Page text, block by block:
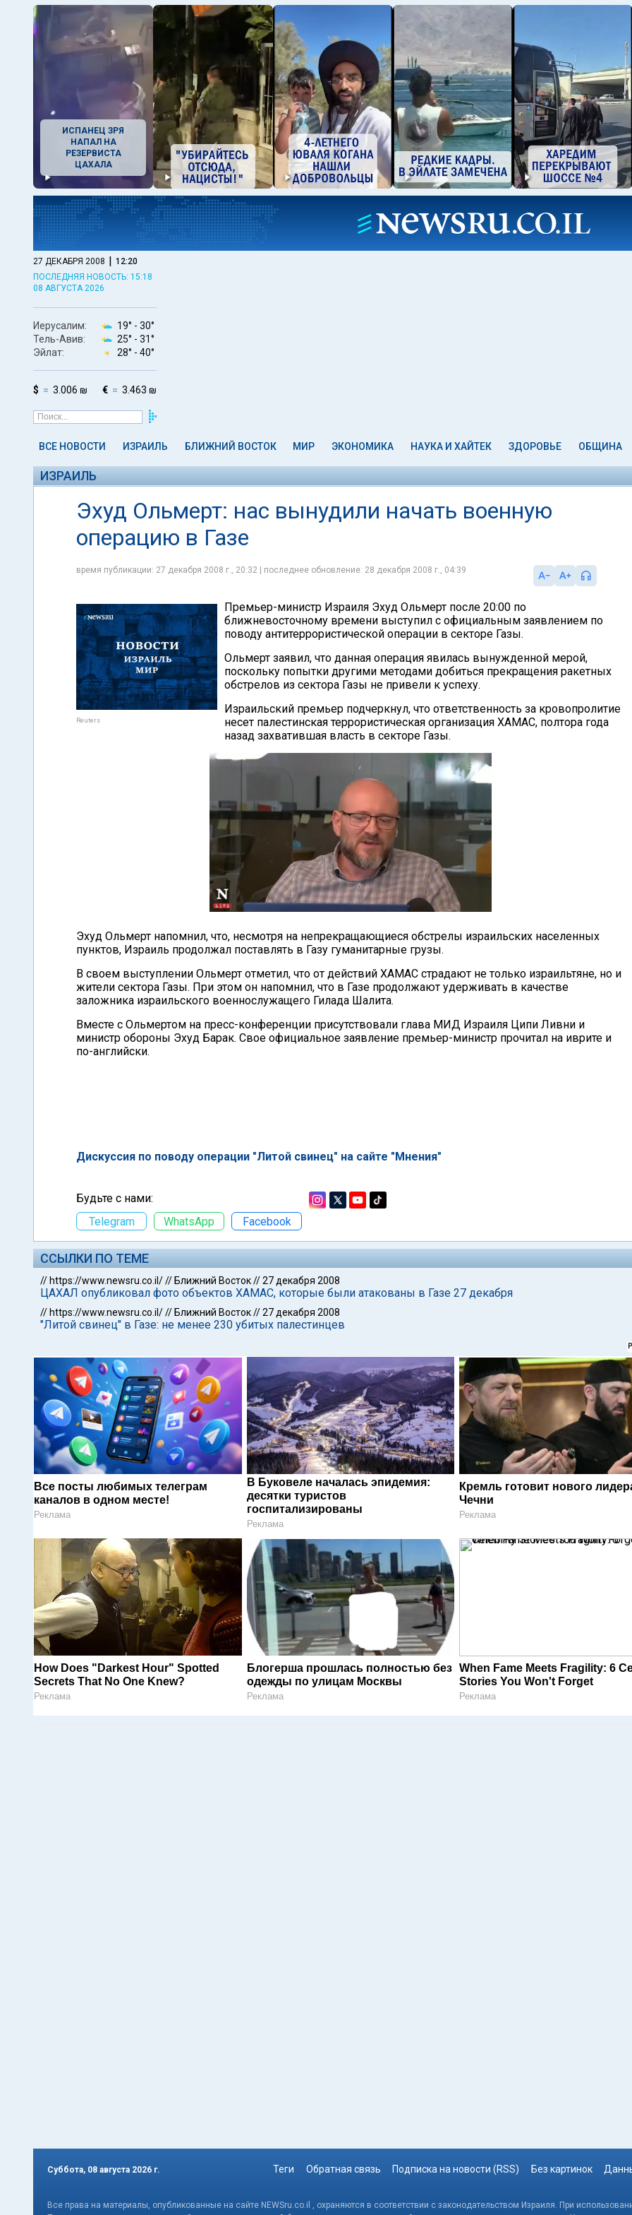
ИСПАНЕЦ ЗРЯ
НАПАЛ НА
РЕЗЕРВИСТА
ЦАХАЛА
27 ДЕКАБРЯ 2008 | 12:20
ПОСЛЕДНЯЯ НОВОСТЬ: 15:18
08 АВГУСТА 2026
Иерусалим: 19° - 30°
Тель-Авив:
25° - 31°
Эйлат:
28° - 40°
$ 3.006 ₪ € 3.463 ₪
ВСЕ НОВОСТИ ИЗРАИЛЬ БЛИЖНИЙ ВОСТОК МИР ЭКОНОМИКА НАУКА И ХАЙТЕК ЗДОРОВЬЕ ОБЩИНА
ИЗРАИЛЬ
Эхуд Ольмерт: нас вынудили начать военную
операцию в Газе
время публикации: 27 декабря 2008 г., 20:32 | последнее обновление: 28 декабря 2008 г., 04:39
Reuters
Премьер-министр Израиля Эхуд Ольмерт после 20:00 по
ближневосточному времени выступил с официальным заявлением по
поводу антитеррористической операции в секторе Газы.
Ольмерт заявил, что данная операция явилась вынужденной мерой,
поскольку попытки другими методами добиться прекращения ракетных
обстрелов из сектора Газы не привели к успеху.
Израильский премьер подчеркнул, что ответственность за кровопролитие
несет палестинская террористическая организация ХАМАС, полтора года
назад захватившая власть в секторе Газы.
Эхуд Ольмерт напомнил, что, несмотря на непрекращающиеся обстрелы израильских населенных
пунктов, Израиль продолжал поставлять в Газу гуманитарные грузы.
В своем выступлении Ольмерт отметил, что от действий ХАМАС страдают не только израильтяне, но и
жители сектора Газы. При этом он напомнил, что в Газе продолжают удерживать в качестве
заложника израильского военнослужащего Гилада Шалита.
Вместе с Ольмертом на пресс-конференции присутствовали глава МИД Израиля Ципи Ливни и
министр обороны Эхуд Барак. Свое официальное заявление премьер-министр прочитал на иврите и
по-английски.
Дискуссия по поводу операции "Литой свинец" на сайте "Мнения"
Будьте с нами:
Telegram
WhatsApp Facebook
ССЫЛКИ ПО ТЕМЕ
// https://www.newsru.co.il/// Ближний Восток//27 декабря 2008
ЦАХАЛ опубликовал фото объектов ХАМАС, которые были атакованы в Газе 27 декабря
// https://www.newsru.co.il/// Ближний Восток//27 декабря 2008
"Литой свинец" в Газе: не менее 230 убитых палестинцев
Все посты любимых телеграм
каналов в одном месте!
Реклама
В Буковеле началась эпидемия:
десятки туристов
госпитализированы
Реклама
Кремль готовит нового
Чечни
Реклама
How Does "Darkest Hour" Spotted
Secrets That No One Knew?
Реклама
Блогерша прошлась полностью без
одежды по улицам Москвы
Реклама
When Fame Meets Fragility: 6
Stories You Won't Forget
Реклама
Суббота, 08 августа 2026 г. Теги Обратная связь Подписка на новости (RSS) Без картинок
Все права на материалы, опубликованные на сайте NEWSru.co.il , охраняются в соответствии с законодательством Израиля. При